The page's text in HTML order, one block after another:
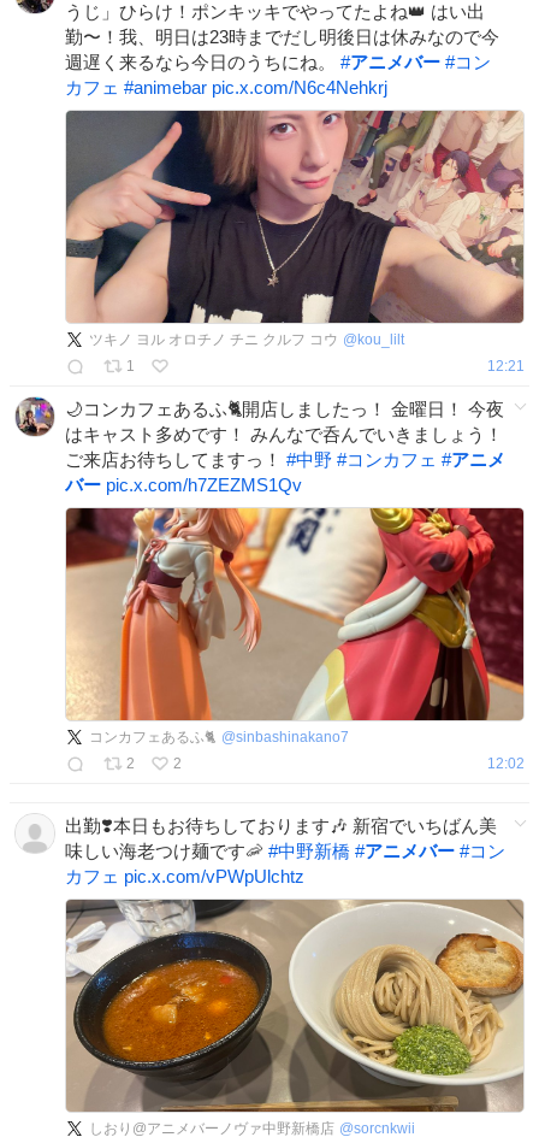
うじ」ひらけ！ポンキッキでやってたよね👑 はい出
勤〜！我、明日は23時までだし明後日は休みなので今
週遅く来るなら今日のうちにね。 #アニメバー #コン
カフェ #animebar pic.x.com/N6c4Nehkrj
ツキノ ヨル オロチノ チニ クルフ コウ @ kou_lilt
1
12:21
🌙コンカフェあるふ🐈開店しましたっ！ 金曜日！ 今夜
はキャスト多めです！ みんなで呑んでいきましょう！
ご来店お待ちしてますっ！ #中野 #コンカフェ #アニメ
バー pic.x.com/h7ZEZMS1Qv
コンカフェあるふ🐈 @sinbashinakano7
2
2 12:02
出勤❣️本日もお待ちしております🎶 新宿でいちばん美
味しい海老つけ麺です🦐 #中野新橋 #アニメバー #コン
カフェ pic.x.com/vPWpUlchtz
しおり@アニメバーノヴァ中野新橋店 @sorcnkwii